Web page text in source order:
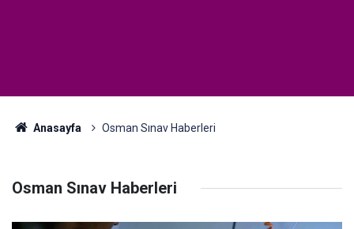
Anasayfa Osman Sınav Haberleri
Osman Sınav Haberleri